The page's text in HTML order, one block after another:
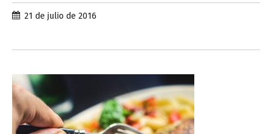
21 de julio de 2016